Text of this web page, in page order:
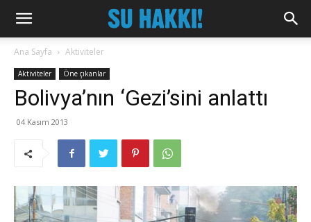
Ana Sayfa Aktiviteler
Aktiviteler Öne çıkanlar
Bolivya’nın ‘Gezi’sini anlattı
04 Kasım 2013